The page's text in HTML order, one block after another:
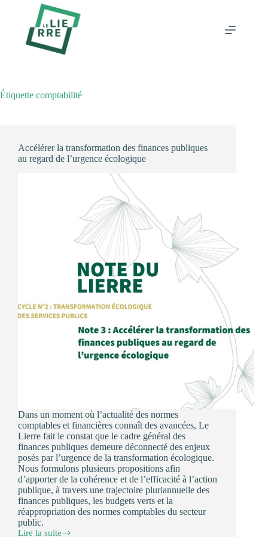
Étiquette comptabilité
Accélérer la transformation des finances publiques
au regard de l’urgence écologique
Dans un moment où l’actualité des normes
comptables et financières connaît des avancées, Le
Lierre fait le constat que le cadre général des
finances publiques demeure déconnecté des enjeux
posés par l’urgence de la transformation écologique.
Nous formulons plusieurs propositions afin
d’apporter de la cohérence et de l’efficacité à l’action
publique, à travers une trajectoire pluriannuelle des
finances publiques, les budgets verts et la
réappropriation des normes comptables du secteur
public.
Lire la suite